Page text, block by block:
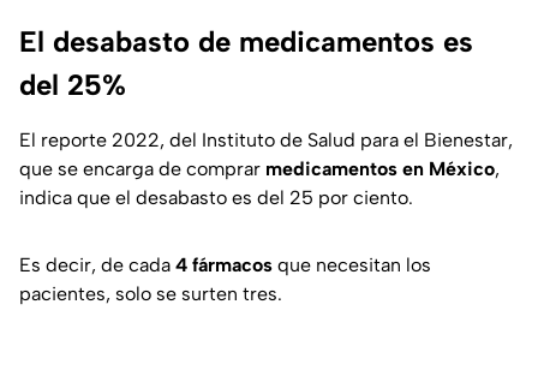
El desabasto de medicamentos es
del 25%
El reporte 2022, del Instituto de Salud para el Bienestar,
que se encarga de comprar medicamentos en México,
indica que el desabasto es del 25 por ciento.
Es decir, de cada 4 fármacos que necesitan los
pacientes, solo se surten tres.